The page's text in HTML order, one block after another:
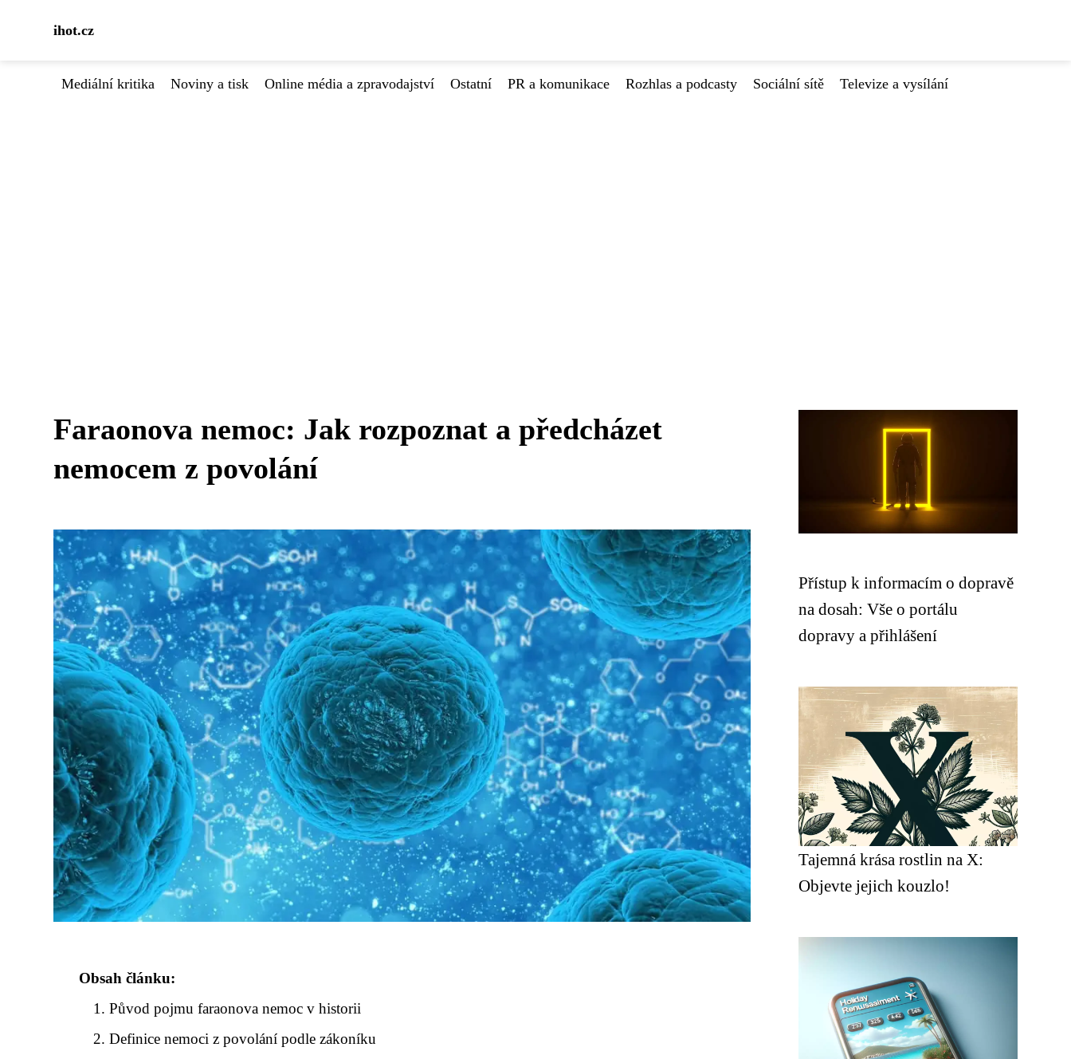
ihot.cz
Mediální kritika Noviny a tisk Online média a zpravodajství Ostatní PR a komunikace Rozhlas a podcasty Sociální sítě Televize a vysílání
Faraonova nemoc: Jak rozpoznat a předcházet
nemocem z povolání
Obsah článku:
Původ pojmu faraonova nemoc v historii
Definice nemoci z povolání podle zákoníku
Přístup k informacím o dopravě
na dosah: Vše o portálu
dopravy a přihlášení
Tajemná krása rostlin na X:
Objevte jejich kouzlo!